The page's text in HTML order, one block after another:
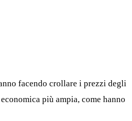
facendo crollare i prezzi degli
più ampia, come hanno